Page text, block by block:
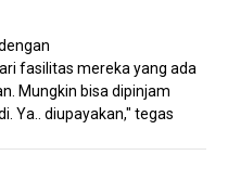
fasilitas mereka yang ada
Mungkin bisa dipinjam
Ya.. diupayakan," tegas